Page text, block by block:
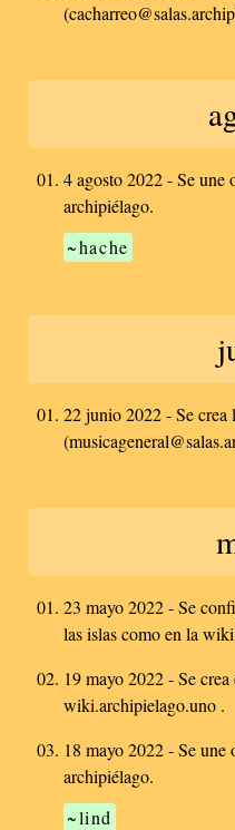
4 agosto 2022 - Se une
archipiélago.
~hache
22 junio 2022 - Se
23 mayo 2022 - Se
las islas como en la
19 mayo 2022 - Se
wiki.archipielago.uno .
18 mayo 2022 - Se
archipiélago.
~lind